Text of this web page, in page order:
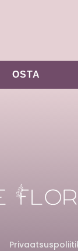
OSTA